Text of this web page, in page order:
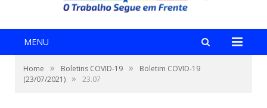
MENU
Home » Boletins COVID-19 »
Boletim COVID-19
(23/07/2021) » 23.07